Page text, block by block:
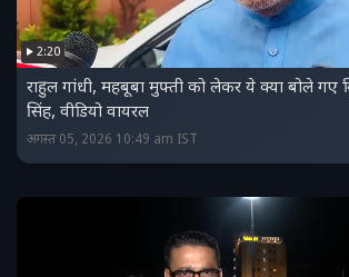
2:20
राहुल गांधी, महबूबा मुफ्ती को लेकर ये क्‍या बोले गए
सिंह, वीडियो वायरल
अगस्त 05, 2026 10:49 am IST